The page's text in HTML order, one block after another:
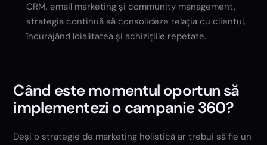
CRM, email marketing și community management,
strategia continuă să consolideze relația cu clientul,
încurajând loialitatea și achizițiile repetate.
Când este momentul oportun să
implementezi o campanie 360?
Deși o strategie de marketing holistică ar trebui să fie un